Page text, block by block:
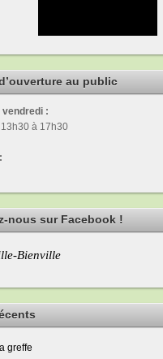
au public
vendredi :
à 17h30
nous sur Facebook !
Bienville
greffe